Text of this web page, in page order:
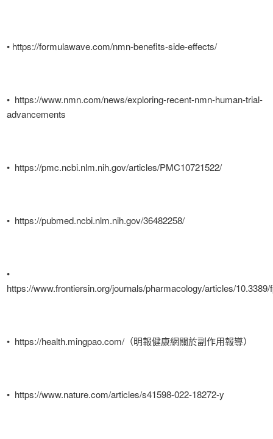
• https://formulawave.com/nmn-benefits-side-effects/
• https://www.nmn.com/news/exploring-recent-nmn-human-trial-
advancements
• https://pmc.ncbi.nlm.nih.gov/articles/PMC10721522/
• https://pubmed.ncbi.nlm.nih.gov/36482258/
•
https://www.frontiersin.org/journals/pharmacology/articles/10.3389/
• https://health.mingpao.com/（明報健康網關於副作用報導）
• https://www.nature.com/articles/s41598-022-18272-y